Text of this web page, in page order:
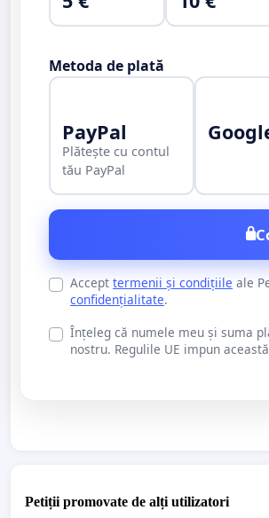
Metoda de plată
PayPal
Plătește cu contul
tău PayPal
Accept termenii și condițiile ale
confidențialitate.
Înțeleg că numele meu și suma
nostru. Regulile UE impun
Petiții promovate de alți utilizatori